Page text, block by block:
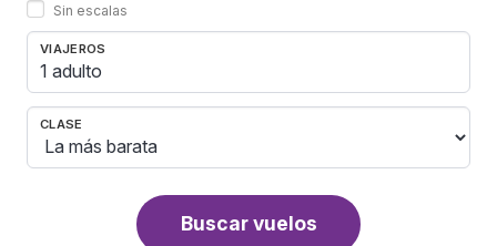
Sin escalas
VIAJEROS
1 adulto
CLASE
Buscar vuelos